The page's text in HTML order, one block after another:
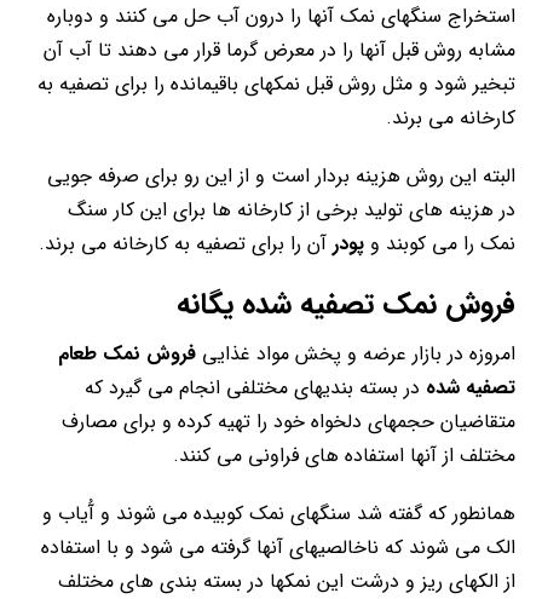
استخراج سنگهای نمک آنها را درون آب حل می کنند و دوباره
مشابه روش قبل آنها را در معرض گرما قرار می دهند تا آب آن
تبخیر شود و مثل روش قبل نمکهای باقیمانده را برای تصفیه به
کارخانه می برند.
البته این روش هزینه بردار است و از این رو برای صرفه جویی
در هزینه های تولید برخی از کارخانه ها برای این کار سنگ
نمک را می کوبند وپودر آن را برای تصفیه به کارخانه می برند.
فروش نمک تصفیه شده یگانه
امروزه در بازار عرضه و پخش مواد غذاییفروش نمک طعام
تصفیه شده در بسته بندیهای مختلفی انجام می گیرد که
متقاضیان حجمهای دلخواه خود را تهیه کرده و برای مصارف
مختلف از آنها استفاده های فراونی می کنند.
همانطور که گفته شد سنگهای نمک کوبیده می شوند و آُیاب و
الک می شوند که ناخالصیهای آنها گرفته می شود و با استفاده
از الکهای ریز و درشت این نمکها در بسته بندی های مختلف